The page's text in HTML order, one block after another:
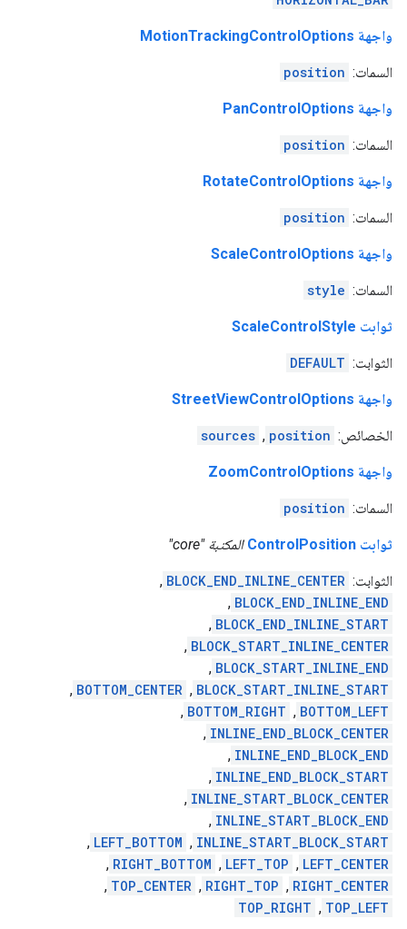
واجهة MotionTrackingControlOptions
السمات: position
واجهة PanControlOptions
السمات: position
واجهة RotateControlOptions
السمات: position
واجهة ScaleControlOptions
السمات: style
ثوابت ScaleControlStyle
الثوابت: DEFAULT
واجهة StreetViewControlOptions
الخصائص: position
,
sources
واجهة ZoomControlOptions
السمات: position
ثوابت ControlPosition المكتبة "core"
الثوابت: BLOCK_END_INLINE_CENTER
,
BLOCK_END_INLINE_END
,
BLOCK_END_INLINE_START
,
BLOCK_START_INLINE_CENTER
,
BLOCK_START_INLINE_END
,
BLOCK_START_INLINE_START
,
BOTTOM_CENTER
,
BOTTOM_LEFT
,
BOTTOM_RIGHT
,
INLINE_END_BLOCK_CENTER
,
INLINE_END_BLOCK_END
,
INLINE_END_BLOCK_START
,
INLINE_START_BLOCK_CENTER
,
INLINE_START_BLOCK_END
,
INLINE_START_BLOCK_START
,
LEFT_BOTTOM
,
LEFT_CENTER
,
LEFT_TOP
,
RIGHT_BOTTOM
,
RIGHT_CENTER
,
RIGHT_TOP
,
TOP_CENTER
,
TOP_LEFT
,
TOP_RIGHT